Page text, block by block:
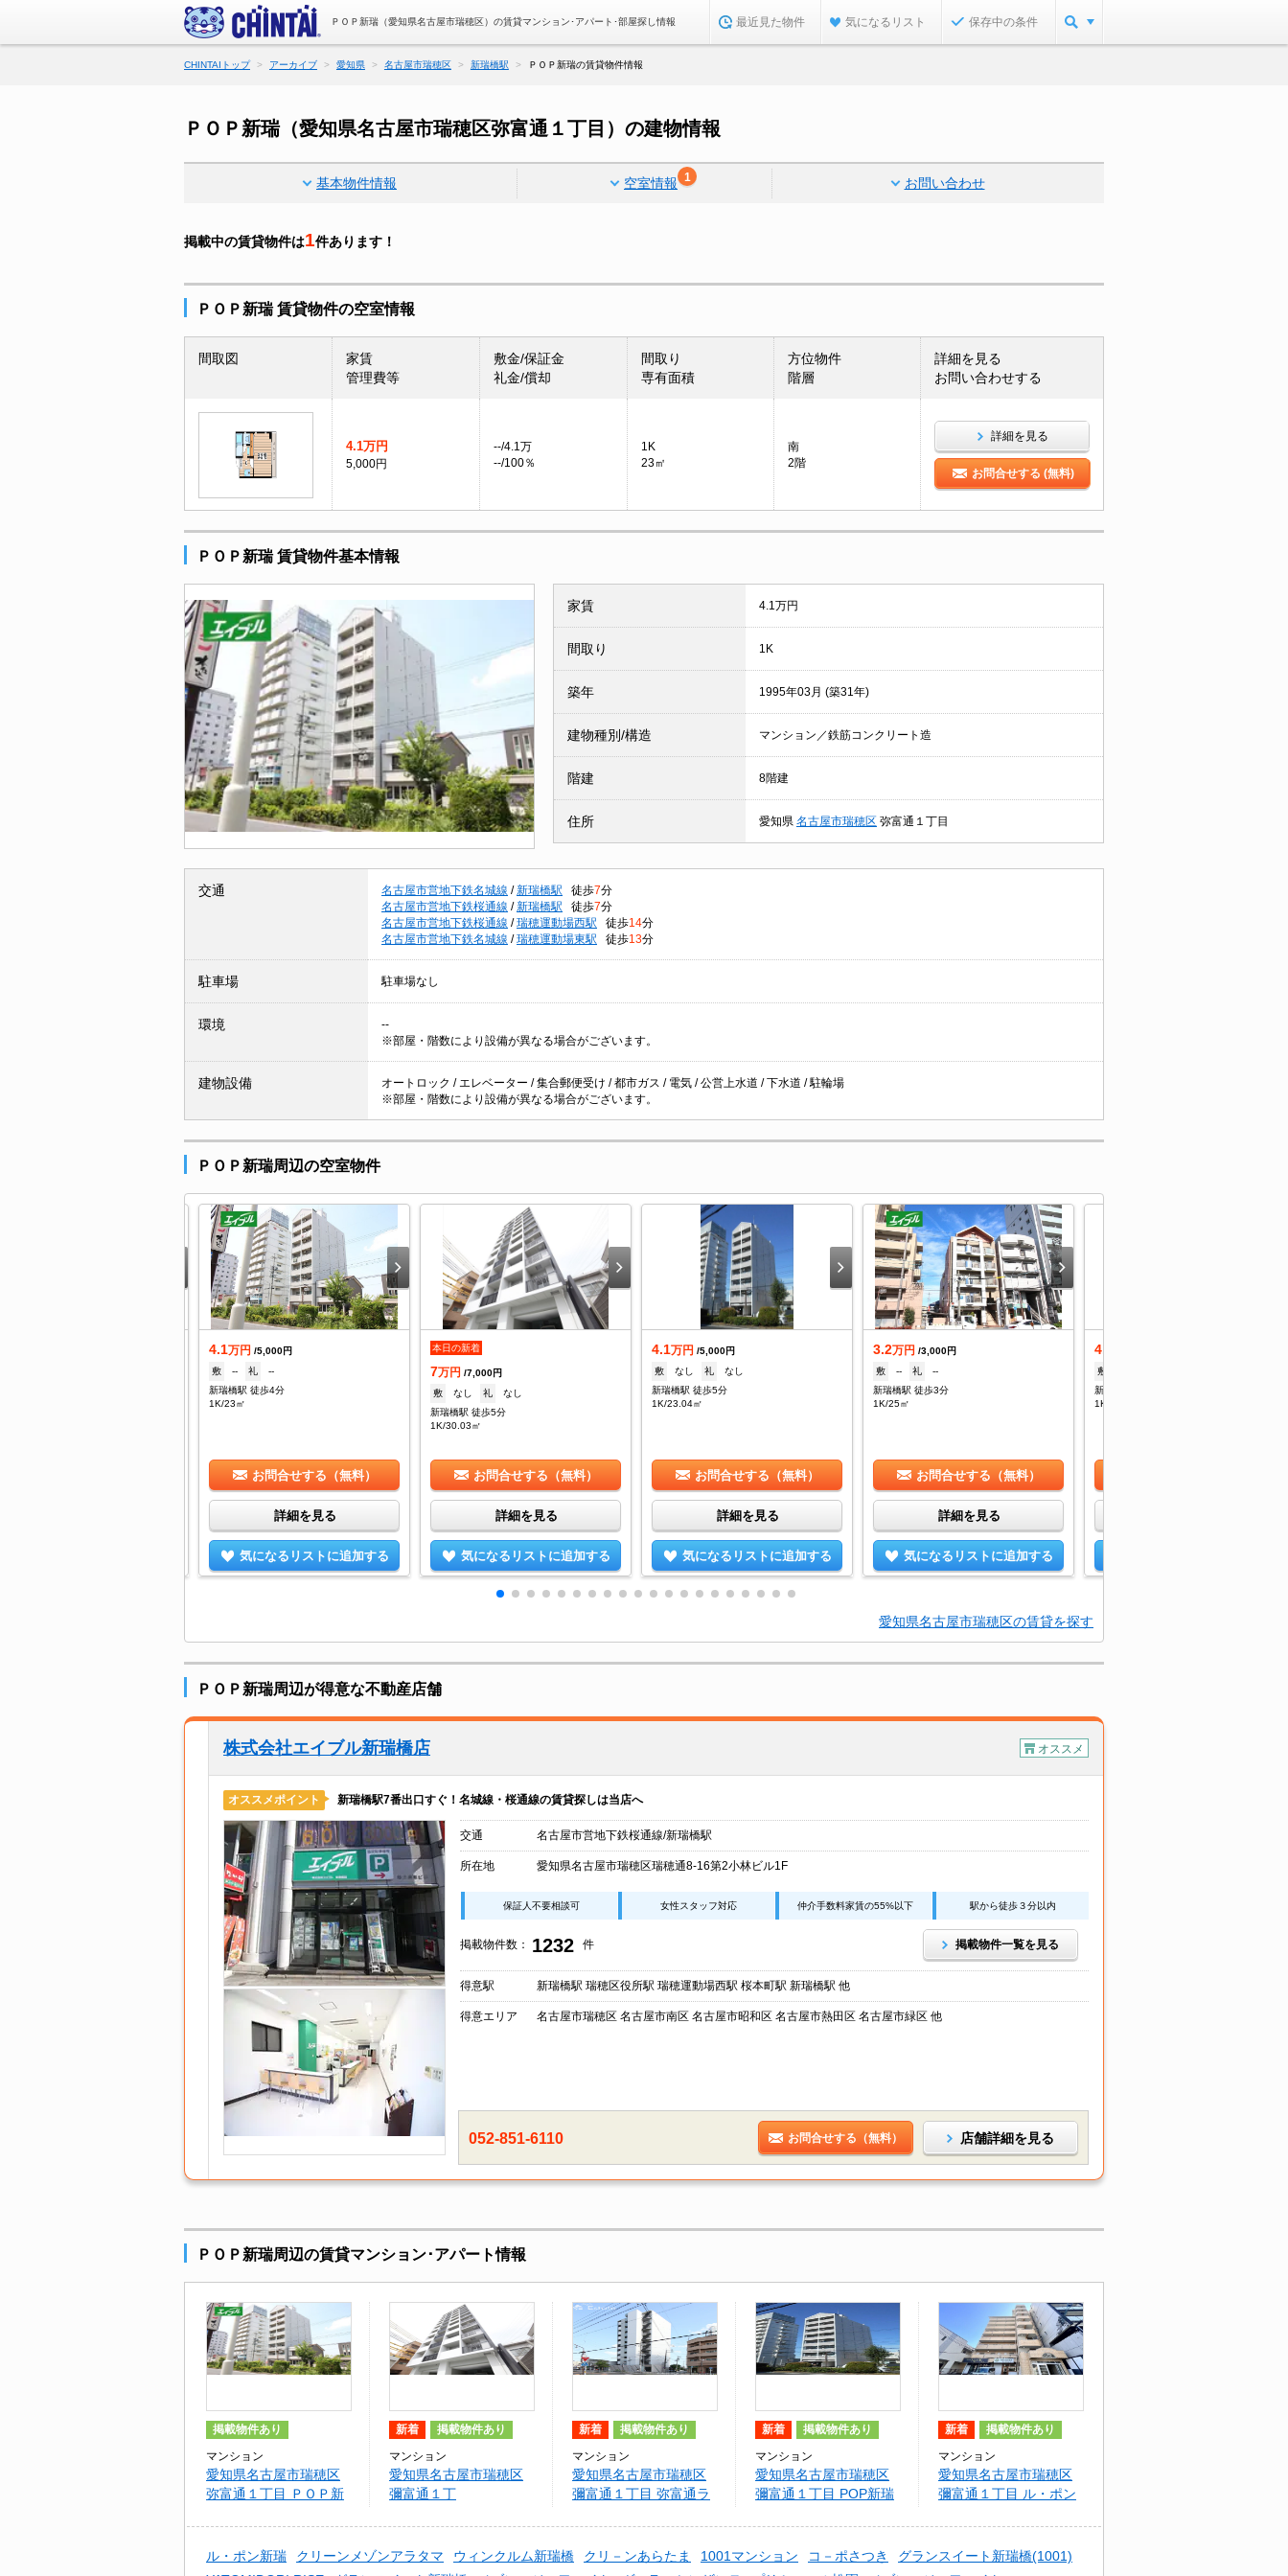
ＰＯＰ新瑞（愛知県名古屋市瑞穂区）の賃貸マンション･アパート･部屋探し情報 最近見た物件 気になるリスト 保存中の条件
CHINTAIトップ アーカイブ 愛知県 名古屋市瑞穂区 新瑞橋駅 ＰＯＰ新瑞の賃貸物件情報
ＰＯＰ新瑞（愛知県名古屋市瑞穂区弥富通１丁目）の建物情報
基本物件情報 空室情報 1 お問い合わせ
掲載中の賃貸物件は1件あります！
ＰＯＰ新瑞 賃貸物件の空室情報
間取図
家賃
管理費等
敷金/保証金
礼金/償却
間取り
専有面積
方位物件
階層
詳細を見る
お問い合わせする
4.1万円
5,000円
--/4.1万
--/100％
1K
23㎡
南
2階
詳細を見る
お問合せする (無料)
ＰＯＰ新瑞 賃貸物件基本情報
家賃 4.1万円
間取り 1K
築年 1995年03月 (築31年)
建物種別/構造 マンション／鉄筋コンクリート造
階建 8階建
住所 愛知県 名古屋市瑞穂区 弥富通１丁目
交通 名古屋市営地下鉄名城線 / 新瑞橋駅 徒歩7分
名古屋市営地下鉄桜通線 / 新瑞橋駅 徒歩7分
名古屋市営地下鉄桜通線 / 瑞穂運動場西駅 徒歩14分
名古屋市営地下鉄名城線 / 瑞穂運動場東駅 徒歩13分
駐車場 駐車場なし
環境
--
※部屋・階数により設備が異なる場合がございます。
建物設備
オートロック / エレベーター / 集合郵便受け / 都市ガス / 電気 / 公営上水道 / 下水道 / 駐輪場
※部屋・階数により設備が異なる場合がございます。
ＰＯＰ新瑞周辺の空室物件
4.1万円 /5,000円
敷
-- 礼
--
新瑞橋駅 徒歩4分
1K/23㎡
お問合せする（無料）
詳細を見る
気になるリストに追加する
本日の新着
7万円 /7,000円
敷
なし 礼
なし
新瑞橋駅 徒歩5分
1K/30.03㎡
お問合せする（無料）
詳細を見る
気になるリストに追加する
4.1万円 /5,000円
敷
なし 礼
なし
新瑞橋駅 徒歩5分
1K/23.04㎡
お問合せする（無料）
詳細を見る
気になるリストに追加する
3.2万円 /3,000円
敷
-- 礼
--
新瑞橋駅 徒歩3分
1K/25㎡
お問合せする（無料）
詳細を見る
気になるリストに追加する
4.6
敷
新瑞橋駅 徒歩4分
1K/24.32㎡
愛知県名古屋市瑞穂区の賃貸を探す
ＰＯＰ新瑞周辺が得意な不動産店舗
株式会社エイブル新瑞橋店 オススメ
オススメポイント 新瑞橋駅7番出口すぐ！名城線・桜通線の賃貸探しは当店へ
交通 名古屋市営地下鉄桜通線/新瑞橋駅
所在地 愛知県名古屋市瑞穂区瑞穂通8-16第2小林ビル1F
保証人不要相談可 女性スタッフ対応 仲介手数料家賃の55%以下 駅から徒歩３分以内
掲載物件数： 1232 件 掲載物件一覧を見る
得意駅 新瑞橋駅 瑞穂区役所駅 瑞穂運動場西駅 桜本町駅 新瑞橋駅 他
得意エリア 名古屋市瑞穂区 名古屋市南区 名古屋市昭和区 名古屋市熱田区 名古屋市緑区 他
052-851-6110 お問合せする（無料） 店舗詳細を見る
ＰＯＰ新瑞周辺の賃貸マンション･アパート情報
掲載物件あり
マンション
愛知県名古屋市瑞穂区
弥富通１丁目 ＰＯＰ新
新着 掲載物件あり
マンション
愛知県名古屋市瑞穂区
彌富通１丁
RISE（弥富通ライズ）
新着 掲載物件あり
マンション
愛知県名古屋市瑞穂区
彌富通１丁目 弥富通ラ
新着 掲載物件あり
マンション
愛知県名古屋市瑞穂区
彌富通１丁目 POP新瑞
新着 掲載物件あり
マンション
愛知県名古屋市瑞穂区
彌富通１丁目 ル・ポン
ル・ポン新瑞 クリーンメゾンアラタマ ウィンクルム新瑞橋 クリ－ンあらたま 1001マンション コ－ポさつき
グランスイート新瑞橋(1001)